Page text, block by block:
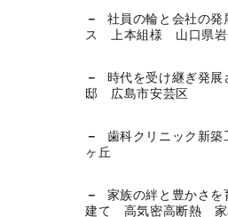
社員の輪と会社の発
ス 上本組様 山口県岩
時代を受け継ぎ発
邸 広島市安芸区
歯科クリニック新
ヶ丘
家族の絆と豊かさ
建て 高気密高断熱 家